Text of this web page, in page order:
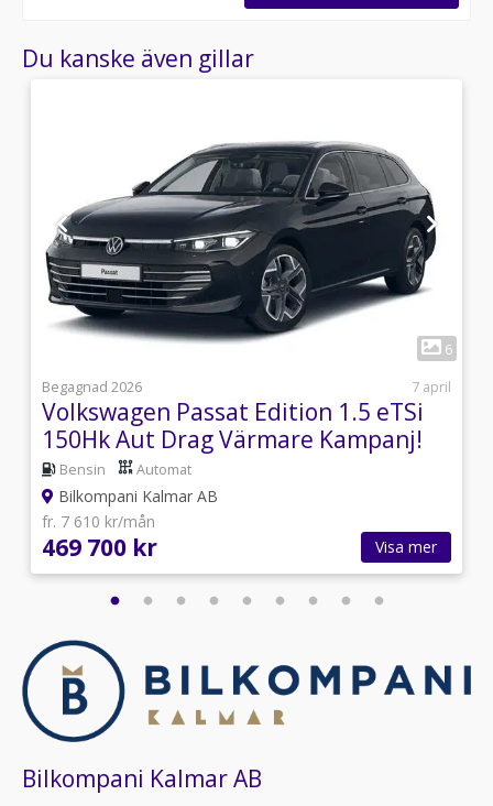
Du kanske även gillar
1
6
Begagnad 2026
7 april
Volkswagen Passat Edition 1.5 eTSi
150Hk Aut Drag Värmare Kampanj!
Bensin Automat
Bilkompani Kalmar AB
fr. 7 610 kr/mån
469 700 kr Visa mer
Bilkompani Kalmar AB